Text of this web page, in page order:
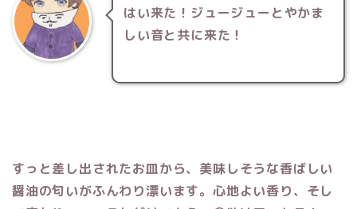
はい来た！ジュージューとやかま
しい音と共に来た！
すっと差し出されたお皿から、美味しそうな香ばしい
醤油の匂いがふんわり漂います。心地よい香り、そし